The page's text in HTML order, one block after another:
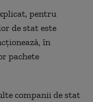
pentru
de stat este
în
pachete
companii de stat